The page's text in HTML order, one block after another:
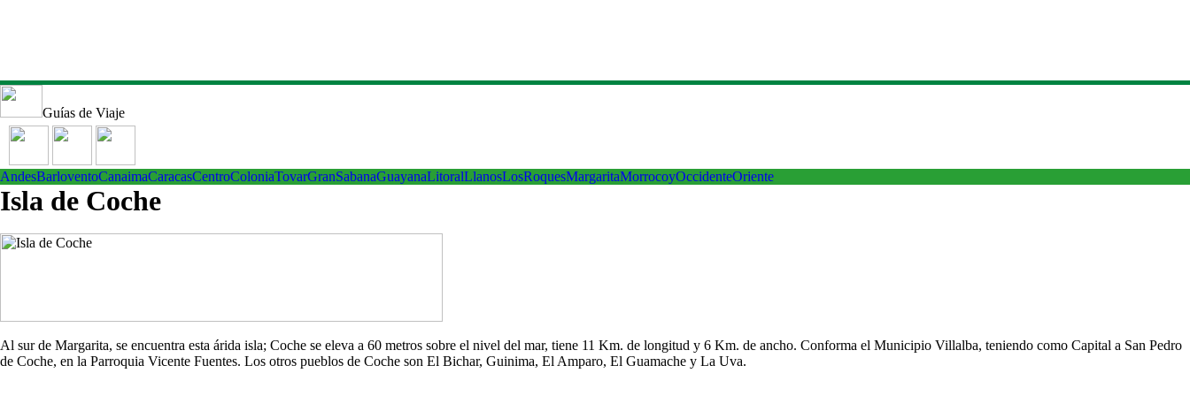
Guías de Viaje
AndesBarloventoCanaimaCaracasCentroColoniaTovarGranSabanaGuayanaLitoralLlanosLosRoquesMargaritaMorrocoyOccidenteOriente
Isla de Coche
Al sur de Margarita, se encuentra esta árida isla; Coche se eleva a 60 metros sobre el nivel del mar, tiene 11 Km. de longitud y 6 Km. de ancho. Conforma el Municipio Villalba, teniendo como Capital a San Pedro
de Coche, en la Parroquia Vicente Fuentes. Los otros pueblos de Coche son El Bichar, Guinima, El Amparo, El Guamache y La Uva.